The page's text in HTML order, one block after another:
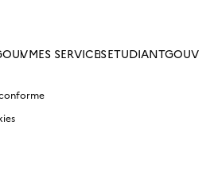
MES SERVICESETUDIANTGOUV